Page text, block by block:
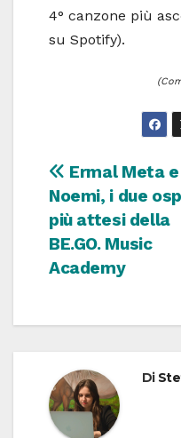
4° canzone più
su Spotify).
articoli
Ermal Meta e
Noemi, i due
più attesi della
BE.GO. Music
Academy
Di